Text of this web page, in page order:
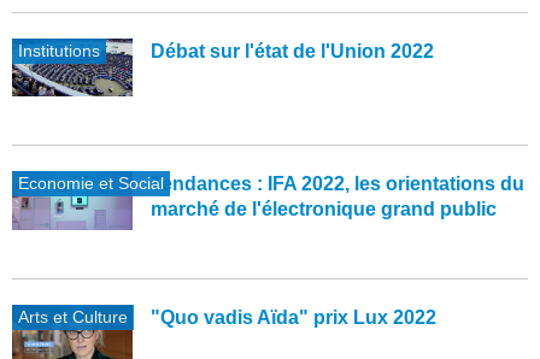
Institutions Débat sur l'état de l'Union 2022
Economie et SocialTendances : IFA 2022, les orientations du
marché de l'électronique grand public
Arts et Culture "Quo vadis Aïda" prix Lux 2022